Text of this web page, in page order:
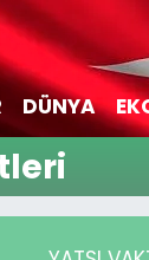
DÜNYA